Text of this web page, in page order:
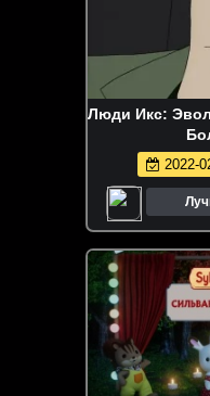
Люди Икс:
2022-